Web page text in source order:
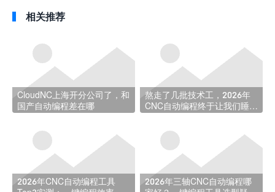
相关推荐
CloudNC上海开分公司了，和
国产自动编程差在哪
熬走了几批技术工，2026年
CNC自动编程终于让我们睡上
2026年CNC自动编程工具
2026年三轴CNC自动编程哪